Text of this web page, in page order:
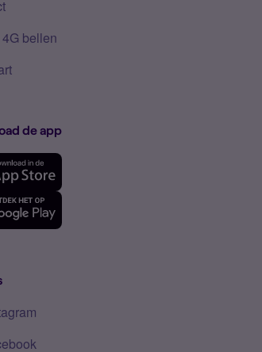
bellen
de app